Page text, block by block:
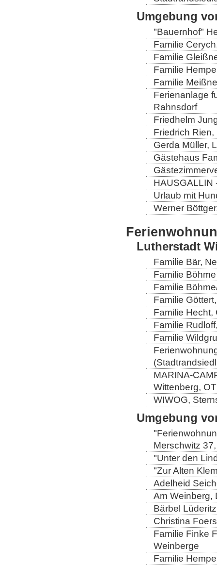
Umgebung
"Bauernhof"
Familie
Familie
Familie
Familie
Ferienanlage
Rahnsdorf
Friedhelm
Friedrich
Gerda Müller,
Gästehaus
HAUSGALLIN
Urlaub mit
Werner
Lutherstadt
Familie Bär,
Familie
Familie
Familie
Familie Hecht,
Familie
Familie
MARINA-
Wittenberg,
WIWOG,
Umgebung
Merschwitz
"Unter den
"Zur Alten
Adelheid
Am Weinberg,
Bärbel
Christina
Familie Finke
Weinberge
Familie